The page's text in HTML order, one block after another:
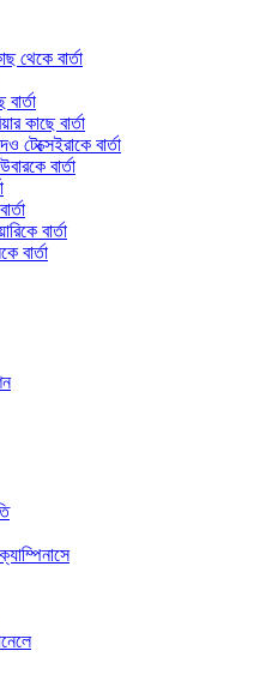
থেকে বার্তা
কাছে বার্তা
টেক্সেইরাকে বার্তা
বার্তা
বার্তা
বার্তা